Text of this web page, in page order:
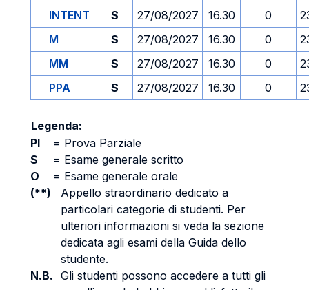
INTENT S 27/08/2027 16.30 0
M
S 27/08/2027 16.30 0
MM
S 27/08/2027 16.30 0
PPA
S 27/08/2027 16.30 0
Legenda:
PI
= Prova Parziale
S
= Esame generale scritto
O
= Esame generale orale
(**)
Appello straordinario dedicato a
particolari categorie di studenti. Per
ulteriori informazioni si veda la sezione
dedicata agli esami della Guida dello
studente.
N.B. Gli studenti possono accedere a tutti gli